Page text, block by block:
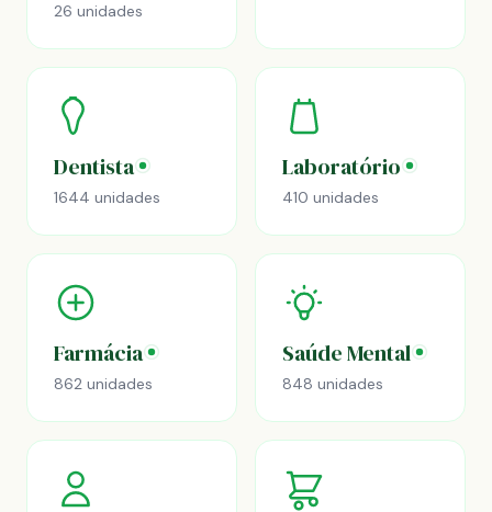
26 unidades
Dentista
1644 unidades
Laboratório
410 unidades
Farmácia
862 unidades
Saúde Mental
848 unidades